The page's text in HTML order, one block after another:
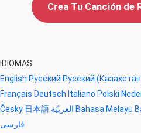
Crea Tu Canción de
IDIOMAS
English Русский Русский
Français Deutsch Italiano Polski
Česky 日本語 Bahasa Melayu
فارسی